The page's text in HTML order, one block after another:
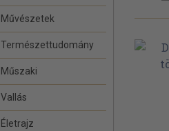
Művészetek
Természettudomány
Műszaki
Vallás
Életrajz